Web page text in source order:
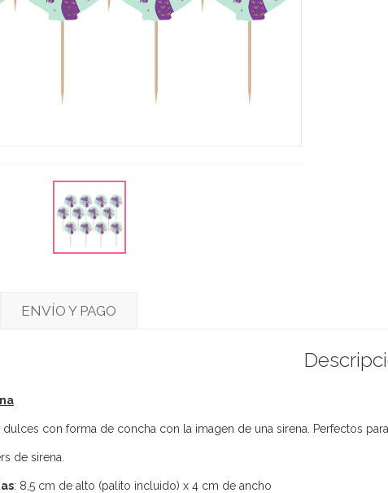
ENVÍO Y PAGO
con forma de concha con la imagen de una sirena. Perfectos
de sirena.
: 8,5 cm de alto (palito incluido) x 4 cm de ancho